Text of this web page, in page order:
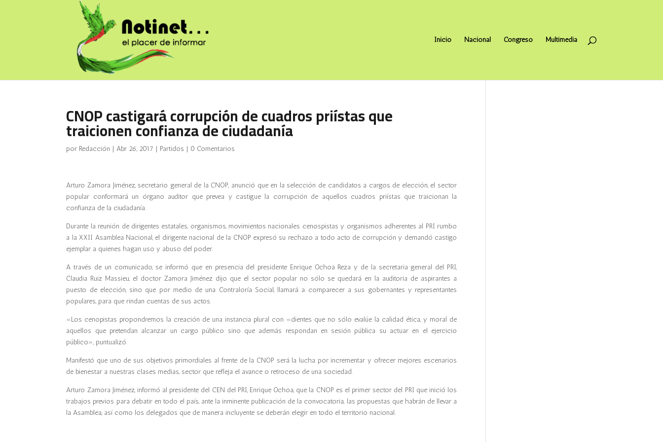
Inicio Nacional Congreso Multimedia
CNOP castigará corrupción de cuadros priístas que
traicionen confianza de ciudadanía
por Redacción |Abr 26, 2017 | Partidos | 0 Comentarios
Arturo Zamora Jiménez, secretario general de la CNOP, anunció que en la selección de candidatos a cargos de elección, el sector
popular conformará un órgano auditor que prevea y castigue la corrupción de aquellos cuadros priístas que traicionan la
confianza de la ciudadanía.
Durante la reunión de dirigentes estatales, organismos, movimientos nacionales cenospistas y organismos adherentes al PRI rumbo
a la XXII Asamblea Nacional, el dirigente nacional de la CNOP expresó su rechazo a todo acto de corrupción y demandó castigo
ejemplar a quienes hagan uso y abuso del poder.
A través de un comunicado, se informó que en presencia del presidente Enrique Ochoa Reza y de la secretaria general del PRI,
Claudia Ruiz Massieu, el doctor Zamora Jiménez dijo que el sector popular no sólo se quedará en la auditoria de aspirantes a
puesto de elección, sino que por medio de una Contraloría Social, llamará a comparecer a sus gobernantes y representantes
populares, para que rindan cuentas de sus actos.
«Los cenopistas propondremos la creación de una instancia plural con «dientes que no sólo evalúe la calidad ética, y moral de
aquellos que pretendan alcanzar un cargo público sino que además respondan en sesión pública su actuar en el ejercicio
público», puntualizó.
Manifestó que uno de sus objetivos primordiales al frente de la CNOP será la lucha por incrementar y ofrecer mejores escenarios
de bienestar a nuestras clases medias, sector que refleja el avance o retroceso de una sociedad.
Arturo Zamora Jiménez, informó al presidente del CEN del PRI, Enrique Ochoa, que la CNOP es el primer sector del PRI que inició los
trabajos previos para debatir en todo el país, ante la inminente publicación de la convocatoria, las propuestas que habrán de llevar a
la Asamblea, así como los delegados que de manera incluyente se deberán elegir en todo el territorio nacional.